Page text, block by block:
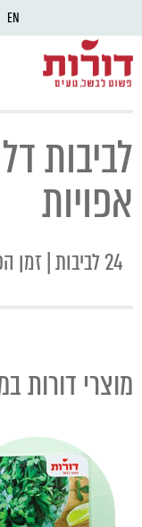
EN
לביבות
אפויות
24 לביבות | זמן הכנה: 15 דקות
מוצרי דורות